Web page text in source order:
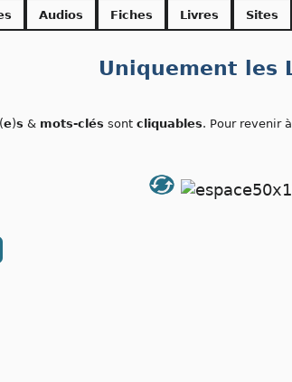
Audios Fiches Livres Sites
Uniquement les
e)s & mots-clés sont cliquables. Pour revenir